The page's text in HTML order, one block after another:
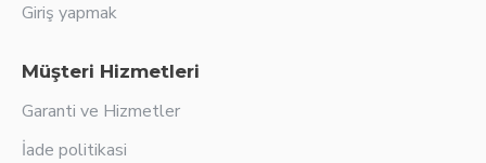
Giriş yapmak
Müşteri Hizmetleri
Garanti ve Hizmetler
İade politikasi